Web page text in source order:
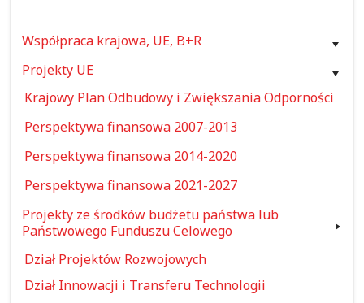
Współpraca krajowa, UE, B+R
Projekty UE
Krajowy Plan Odbudowy i Zwiększania Odporności
Perspektywa finansowa 2007-2013
Perspektywa finansowa 2014-2020
Perspektywa finansowa 2021-2027
Projekty ze środków budżetu państwa lub
Państwowego Funduszu Celowego
Dział Projektów Rozwojowych
Dział Innowacji i Transferu Technologii